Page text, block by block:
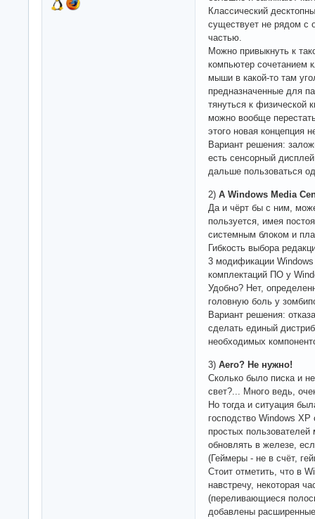
Классический
существует не рядом с
частью.
Можно привыкнуть к
компьютер сочетанием
мыши в какой-то там
предназначенные для
тянуться к физической
можно вообще
этого новая концепция
Вариант решения:
есть сенсорный
дальше пользоваться
2) А Windows Media
Да и чёрт бы с ним,
пользуется, имея
системным блоком и
Гибкость выбора
3 модификации
комплектаций ПО у
Удобно? Нет,
головную боль у
Вариант решения:
сделать единый
необходимых
3) Aero? Не нужно!
Сколько было писка и
свет?... Много ведь,
Но тогда и ситуация
господство Windows
простых пользователей
обновлять в железе,
(Геймеры - не в счёт,
Стоит отметить, что в
навстречу, некоторая
(переливающиеся
добавлены